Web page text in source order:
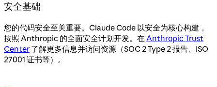
安全基础
您的代码安全至关重要。Claude Code 以安全为核心构建，
按照 Anthropic 的全面安全计划开发。在 Anthropic Trust
Center 了解更多信息并访问资源（SOC 2 Type 2 报告、ISO
27001 证书等）。